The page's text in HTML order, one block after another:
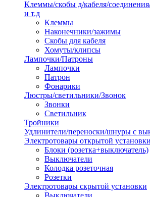
Клеммы/скобы д/кабеля/
и т.д
Клеммы
Наконечники/зажимы
Скобы для кабеля
Хомуты/клипсы
Лампочки/Патроны
Лампочки
Патрон
Фонарики
Люстры/светильники/Звонок
Звонки
Светильник
Тройники
Удлинители/переноски/шнуры с
Электротовары открытой установки
Блоки (розетка+выключатель)
Выключатели
Колодка розеточная
Розетки
Электротовары скрытой установки
Выключатели